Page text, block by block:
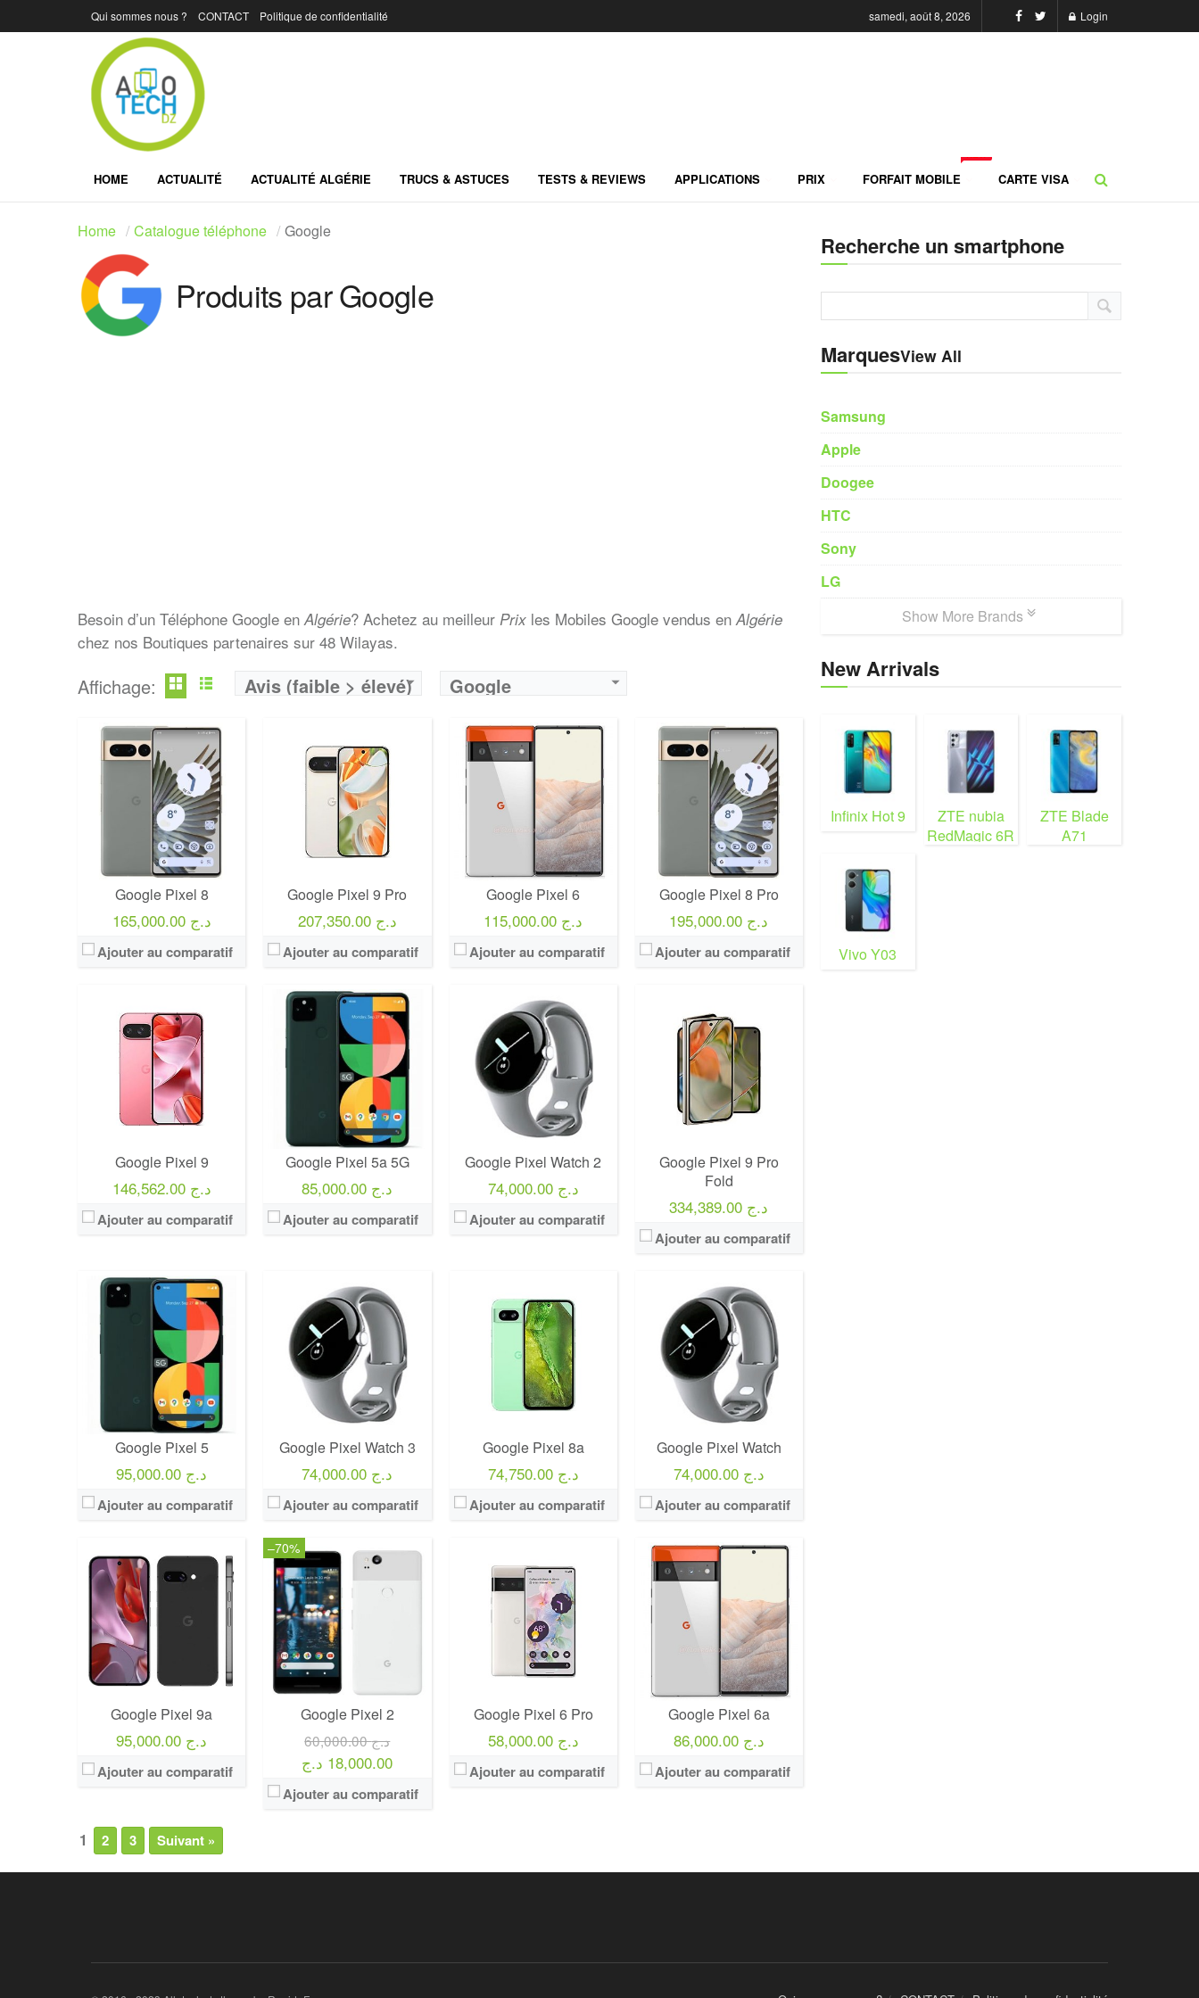
Qui sommes nous ? CONTACT Politique de confidentialité samedi, août 8, 2026 Login
HOME ACTUALITÉ ACTUALITÉ ALGÉRIE TRUCS & ASTUCES TESTS & REVIEWS APPLICATIONS PRIX FORFAIT MOBILE CARTE VISA
Home Catalogue téléphone Google
Produits par Google
Besoin d’un Téléphone Google enAlgérie? Achetez au meilleur Prix les Mobiles Google vendus enAlgérie
chez nos Boutiques partenaires sur 48 Wilayas.
Affichage: Avis (faible > élevé) Google
Google Pixel 8
165,000.00 د.ج
Ajouter au comparatif
Google Pixel 9 Pro
207,350.00 د.ج
Ajouter au comparatif
Google Pixel 6
115,000.00 د.ج
Ajouter au comparatif
Google Pixel 8 Pro
195,000.00 د.ج
Ajouter au comparatif
Google Pixel 9
146,562.00 د.ج
Ajouter au comparatif
Google Pixel 5a 5G
85,000.00 د.ج
Ajouter au comparatif
Google Pixel Watch 2
74,000.00 د.ج
Ajouter au comparatif
Google Pixel 9 Pro
Fold
334,389.00 د.ج
Ajouter au comparatif
Google Pixel 5
95,000.00 د.ج
Ajouter au comparatif
Google Pixel Watch 3
74,000.00 د.ج
Ajouter au comparatif
Google Pixel 8a
74,750.00 د.ج
Ajouter au comparatif
Google Pixel Watch
74,000.00 د.ج
Ajouter au comparatif
Google Pixel 9a
95,000.00 د.ج
Ajouter au comparatif
–70%
Google Pixel 2
60,000.00 د.ج
18,000.00 د.ج
Ajouter au comparatif
Google Pixel 6 Pro
58,000.00 د.ج
Ajouter au comparatif
Google Pixel 6a
86,000.00 د.ج
Ajouter au comparatif
1 2 3 Suivant »
Recherche un smartphone
MarquesView All
Samsung
Apple
Doogee
HTC
Sony
LG
Show More Brands
New Arrivals
Infinix Hot 9
ZTE nubia
RedMagic 6R
ZTE Blade
A71
Vivo Y03